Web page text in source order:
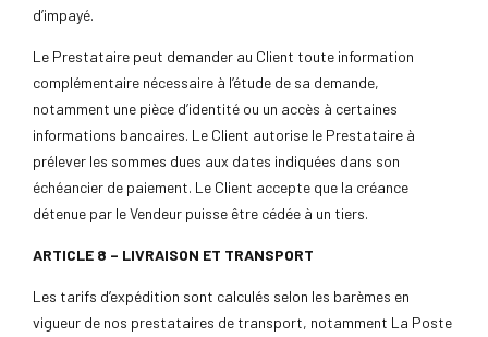
d’impayé.
Le Prestataire peut demander au Client toute information
complémentaire nécessaire à l’étude de sa demande,
notamment une pièce d’identité ou un accès à certaines
informations bancaires. Le Client autorise le Prestataire à
prélever les sommes dues aux dates indiquées dans son
échéancier de paiement. Le Client accepte que la créance
détenue par le Vendeur puisse être cédée à un tiers.
ARTICLE 8 – LIVRAISON ET TRANSPORT
Les tarifs d’expédition sont calculés selon les barèmes en
vigueur de nos prestataires de transport, notamment La Poste